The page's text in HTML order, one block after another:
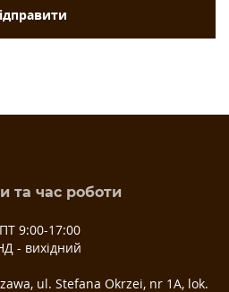
та час роботи
9:00-17:00
- вихідний
ul. Stefana Okrzei, nr 1A, lok.